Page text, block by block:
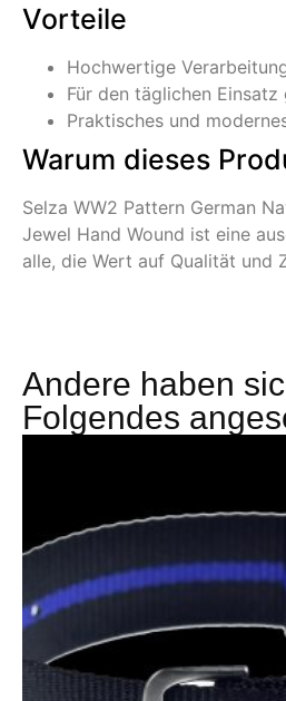
Vorteile
Hochwertige
Für den täglichen Einsatz
Praktisches und
Warum dieses
Selza WW2 Pattern German
Jewel Hand Wound ist eine
alle, die Wert auf Qualität und
Andere haben
Folgendes